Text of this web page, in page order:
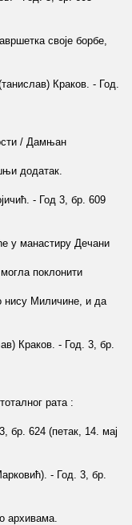
своје борбе,
Краков. - Год.
/ Дамњан
додатак.
- Год 3, бр. 609
у манастиру Дечани
поклонити
нису Миличине, и да
Краков. - Год. 3, бр.
рата :
бр. 624 (петак, 14. мај
- Год. 3, бр.
архивама.